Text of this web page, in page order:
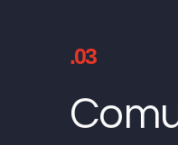
.03